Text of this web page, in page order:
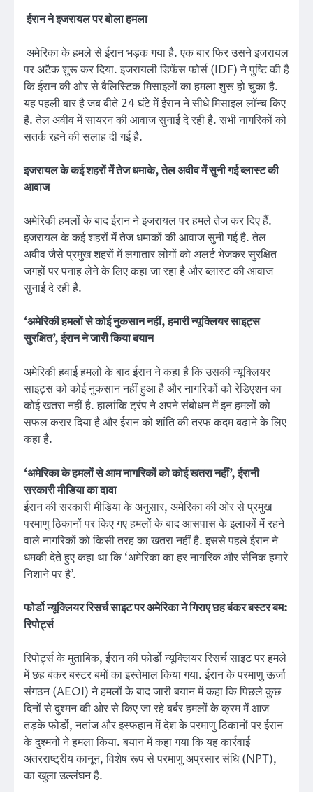
ईरान ने इजरायल पर बोला हमला
अमेरिका के हमले से ईरान भड़क गया है. एक बार फिर उसने इजरायल
पर अटैक शुरू कर दिया. इजरायली डिफेंस फोर्स (IDF) ने पुष्टि की है
कि ईरान की ओर से बैलिस्टिक मिसाइलों का हमला शुरू हो चुका है.
यह पहली बार है जब बीते 24 घंटे में ईरान ने सीधे मिसाइल लॉन्च किए
हैं. तेल अवीव में सायरन की आवाज सुनाई दे रही है. सभी नागरिकों को
सतर्क रहने की सलाह दी गई है.
इजरायल के कई शहरों में तेज धमाके, तेल अवीव में सुनी गई ब्लास्ट की
आवाज
अमेरिकी हमलों के बाद ईरान ने इजरायल पर हमले तेज कर दिए हैं.
इजरायल के कई शहरों में तेज धमाकों की आवाज सुनी गई है. तेल
अवीव जैसे प्रमुख शहरों में लगातार लोगों को अलर्ट भेजकर सुरक्षित
जगहों पर पनाह लेने के लिए कहा जा रहा है और ब्लास्ट की आवाज
सुनाई दे रही है.
‘अमेरिकी हमलों से कोई नुकसान नहीं, हमारी न्यूक्लियर साइट्स
सुरक्षित’, ईरान ने जारी किया बयान
अमेरिकी हवाई हमलों के बाद ईरान ने कहा है कि उसकी न्यूक्लियर
साइट्स को कोई नुकसान नहीं हुआ है और नागरिकों को रेडिएशन का
कोई खतरा नहीं है. हालांकि ट्रंप ने अपने संबोधन में इन हमलों को
सफल करार दिया है और ईरान को शांति की तरफ कदम बढ़ाने के लिए
कहा है.
‘अमेरिका के हमलों से आम नागरिकों को कोई खतरा नहीं’, ईरानी
सरकारी मीडिया का दावा
ईरान की सरकारी मीडिया के अनुसार, अमेरिका की ओर से प्रमुख
परमाणु ठिकानों पर किए गए हमलों के बाद आसपास के इलाकों में रहने
वाले नागरिकों को किसी तरह का खतरा नहीं है. इससे पहले ईरान ने
धमकी देते हुए कहा था कि ‘अमेरिका का हर नागरिक और सैनिक हमारे
निशाने पर है’.
फोर्डो न्यूक्लियर रिसर्च साइट पर अमेरिका ने गिराए छह बंकर बस्टर बम:
रिपोर्ट्स
रिपोर्ट्स के मुताबिक, ईरान की फोर्डो न्यूक्लियर रिसर्च साइट पर हमले
में छह बंकर बस्टर बमों का इस्तेमाल किया गया. ईरान के परमाणु ऊर्जा
संगठन (AEOI) ने हमलों के बाद जारी बयान में कहा कि पिछले कुछ
दिनों से दुश्मन की ओर से किए जा रहे बर्बर हमलों के क्रम में आज
तड़के फोर्डो, नतांज और इस्फहान में देश के परमाणु ठिकानों पर ईरान
के दुश्मनों ने हमला किया. बयान में कहा गया कि यह कार्रवाई
अंतरराष्ट्रीय कानून, विशेष रूप से परमाणु अप्रसार संधि (NPT),
का खुला उल्लंघन है.